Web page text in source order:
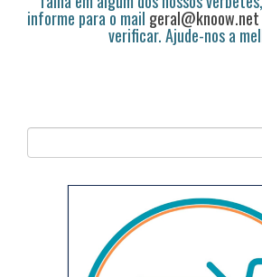
informe para o mail geral@knoow.net
verificar. Ajude-nos a